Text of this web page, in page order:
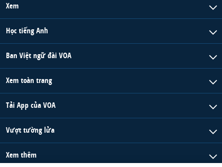
Xem
Học tiếng Anh
Ban Việt ngữ đài VOA
Xem toàn trang
Tải App của VOA
Vượt tường lửa
Xem thêm